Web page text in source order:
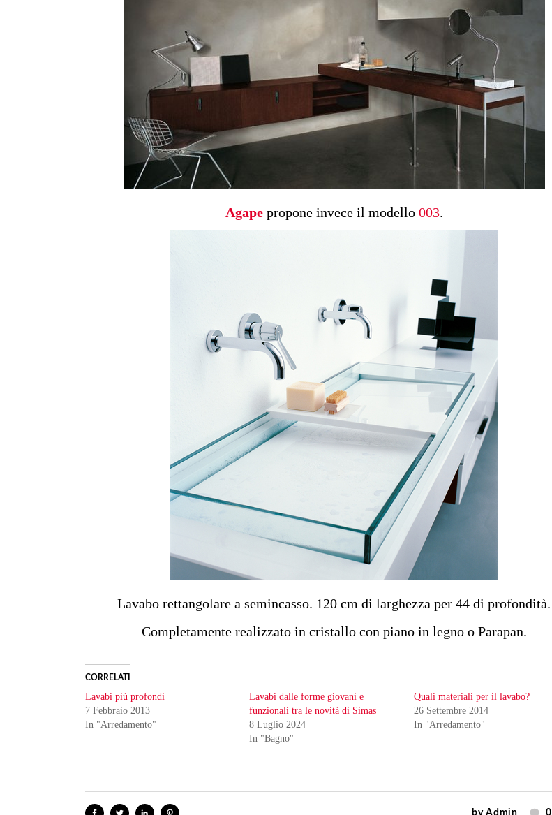
Agapepropone invece il modello 003.
Lavabo rettangolare a semincasso. 120 cm di larghezza per 44 di profondità.
Completamente realizzato in cristallo con piano in legno o Parapan.
CORRELATI
Lavabi più profondi
7 Febbraio 2013
In "Arredamento"
Lavabi dalle forme giovani e
funzionali tra le novità di Simas
8 Luglio 2024
In "Bagno"
Quali materiali per il lavabo?
26 Settembre 2014
In "Arredamento"
by Admin 0